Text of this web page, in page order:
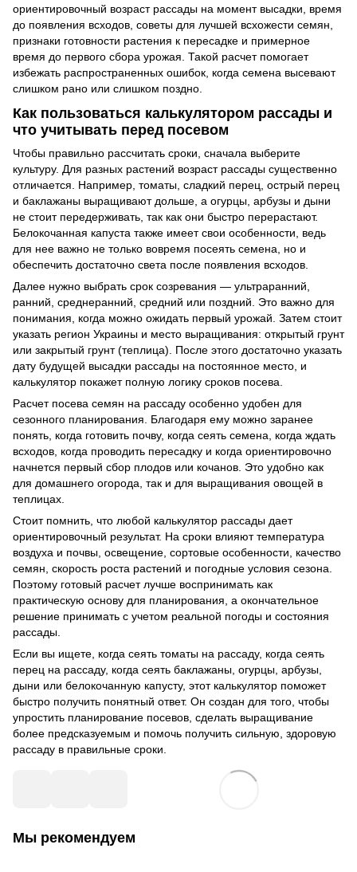
ориентировочный возраст рассады на момент высадки, время
до появления всходов, советы для лучшей всхожести семян,
признаки готовности растения к пересадке и примерное
время до первого сбора урожая. Такой расчет помогает
избежать распространенных ошибок, когда семена высевают
слишком рано или слишком поздно.
Как пользоваться калькулятором рассады и
что учитывать перед посевом
Чтобы правильно рассчитать сроки, сначала выберите
культуру. Для разных растений возраст рассады существенно
отличается. Например, томаты, сладкий перец, острый перец
и баклажаны выращивают дольше, а огурцы, арбузы и дыни
не стоит передерживать, так как они быстро перерастают.
Белокочанная капуста также имеет свои особенности, ведь
для нее важно не только вовремя посеять семена, но и
обеспечить достаточно света после появления всходов.
Далее нужно выбрать срок созревания — ультраранний,
ранний, среднеранний, средний или поздний. Это важно для
понимания, когда можно ожидать первый урожай. Затем стоит
указать регион Украины и место выращивания: открытый грунт
или закрытый грунт (теплица). После этого достаточно указать
дату будущей высадки рассады на постоянное место, и
калькулятор покажет полную логику сроков посева.
Расчет посева семян на рассаду особенно удобен для
сезонного планирования. Благодаря ему можно заранее
понять, когда готовить почву, когда сеять семена, когда ждать
всходов, когда проводить пересадку и когда ориентировочно
начнется первый сбор плодов или кочанов. Это удобно как
для домашнего огорода, так и для выращивания овощей в
теплицах.
Стоит помнить, что любой калькулятор рассады дает
ориентировочный результат. На сроки влияют температура
воздуха и почвы, освещение, сортовые особенности, качество
семян, скорость роста растений и погодные условия сезона.
Поэтому готовый расчет лучше воспринимать как
практическую основу для планирования, а окончательное
решение принимать с учетом реальной погоды и состояния
рассады.
Если вы ищете, когда сеять томаты на рассаду, когда сеять
перец на рассаду, когда сеять баклажаны, огурцы, арбузы,
дыни или белокочанную капусту, этот калькулятор поможет
быстро получить понятный ответ. Он создан для того, чтобы
упростить планирование посевов, сделать выращивание
более предсказуемым и помочь получить сильную, здоровую
рассаду в правильные сроки.
Мы рекомендуем